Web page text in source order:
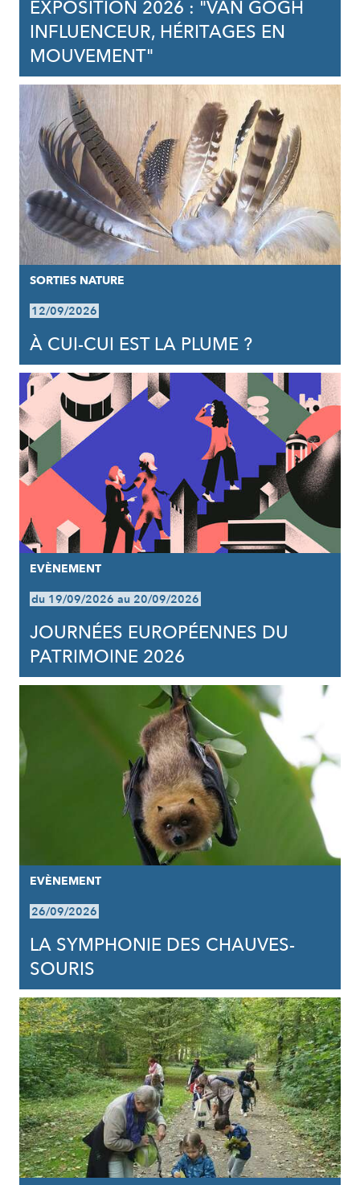
EXPOSITION 2026 : "VAN GOGH
INFLUENCEUR, HÉRITAGES EN
MOUVEMENT"
SORTIES NATURE
12/09/2026
À CUI-CUI EST LA PLUME ?
EVÈNEMENT
du 19/09/2026 au 20/09/2026
JOURNÉES EUROPÉENNES DU
PATRIMOINE 2026
EVÈNEMENT
26/09/2026
LA SYMPHONIE DES CHAUVES-
SOURIS